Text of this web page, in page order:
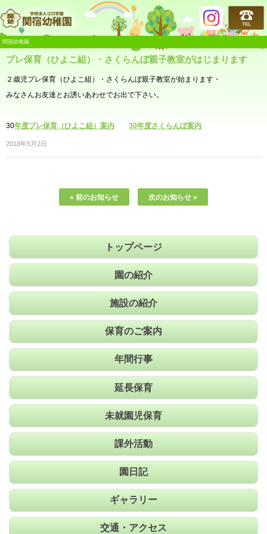
関宿幼稚園
関宿幼稚園
プレ保育（ひよこ組）・さくらんぼ親子教室がはじまります
２歳児プレ保育（ひよこ組）・さくらんぼ親子教室が始まります・
みなさんお友達とお誘いあわせでお出で下さい。
30年度プレ保育（ひよこ組）案内 30年度さくらんぼ案内
2018年5月2日
« 前のお知らせ 次のお知らせ »
トップページ
園の紹介
施設の紹介
保育のご案内
年間行事
延長保育
未就園児保育
課外活動
園日記
ギャラリー
交通・アクセス